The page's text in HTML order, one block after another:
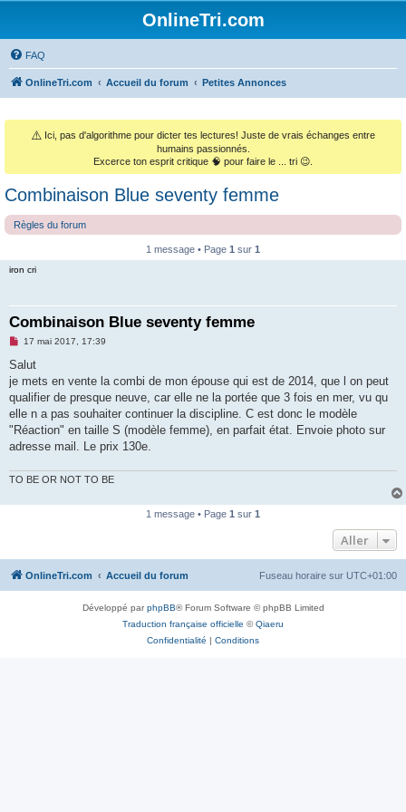
OnlineTri.com
FAQ
OnlineTri.com Accueil du forum Petites Annonces
⚠️ Ici, pas d'algorithme pour dicter tes lectures! Juste de vrais échanges entre
humains passionnés.
Excerce ton esprit critique 🧠 pour faire le ... tri 😉.
Combinaison Blue seventy femme
Règles du forum
1 message • Page 1 sur 1
iron cri
Combinaison Blue seventy femme
M
s
a
g
n
o
l
17 mai 2017, 17:39
Salut
je mets en vente la combi de mon épouse qui est de 2014, que l on peut
qualifier de presque neuve, car elle ne la portée que 3 fois en mer, vu qu
elle n a pas souhaiter continuer la discipline. C est donc le modèle
"Réaction" en taille S (modèle femme), en parfait état. Envoie photo sur
adresse mail. Le prix 130e.
TO BE OR NOT TO BE
1 message • Page 1 sur 1
Aller
OnlineTri.com Accueil du forum Fuseau horaire sur UTC+01:00
Développé parphpBB® Forum Software © phpBB Limited
Traduction française officielle ©Qiaeru
Confidentialité
Conditions